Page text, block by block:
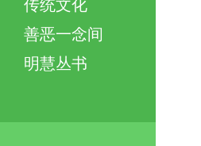
传统文化
善恶一念间
明慧丛书